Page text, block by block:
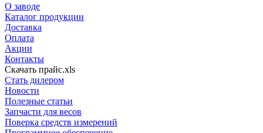
О заводе
Каталог продукции
Доставка
Оплата
Акции
Контакты
Скачать прайс.xls
Стать дилером
Новости
Полезные статьи
Запчасти для весов
Поверка средств измерений